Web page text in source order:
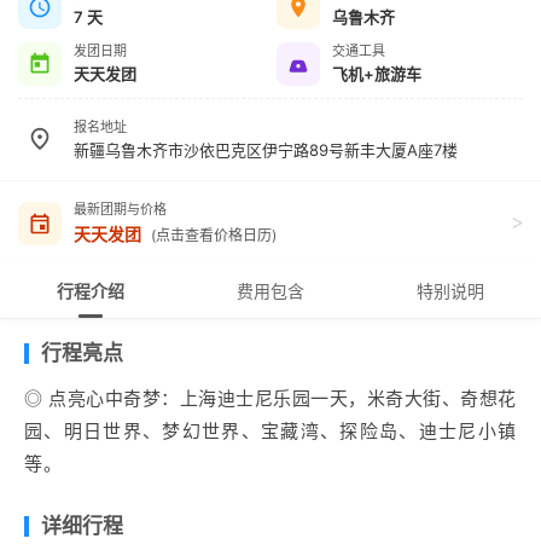
7 天 乌鲁木齐
发团日期
天天发团
交通工具
飞机+旅游车
报名地址
新疆乌鲁木齐市沙依巴克区伊宁路89号新丰大厦A座7楼
最新团期与价格
天天发团 (点击查看价格日历)
>
行程介绍 费用包含 特别说明
行程亮点
◎ 点亮心中奇梦：上海迪士尼乐园一天，米奇大街、奇想花
园、明日世界、梦幻世界、宝藏湾、探险岛、迪士尼小镇
等。
详细行程